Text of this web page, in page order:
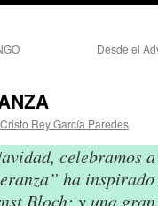
Desde el
Rey García Paredes
celebramos
ha
Bloch; y una